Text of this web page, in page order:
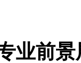
业前景